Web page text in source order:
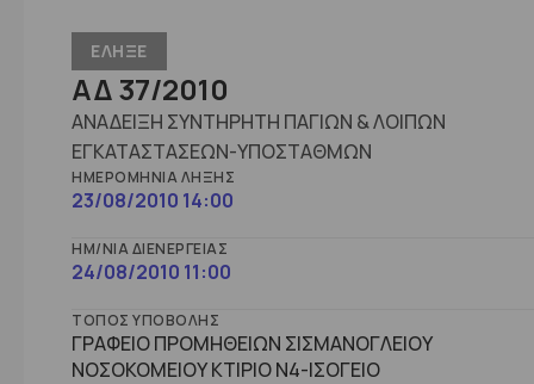
ΕΛΗΞΕ
ΑΔ 37/2010
ΑΝΑΔΕΙΞΗ ΣΥΝΤΗΡΗΤΗ ΠΑΓΙΩΝ & ΛΟΙΠΩΝ
ΕΓΚΑΤΑΣΤΑΣΕΩΝ-ΥΠΟΣΤΑΘΜΩΝ
ΗΜΕΡΟΜΗΝΊΑ ΛΉΞΗΣ
23/08/2010 14:00
ΗΜ/ΝΊΑ ΔΙΕΝΈΡΓΕΙΑΣ
24/08/2010 11:00
ΤΌΠΟΣ ΥΠΟΒΟΛΉΣ
ΓΡΑΦΕΙΟ ΠΡΟΜΗΘΕΙΩΝ ΣΙΣΜΑΝΟΓΛΕΙΟΥ
ΝΟΣΟΚΟΜΕΙΟΥ ΚΤΙΡΙΟ Ν4-ΙΣΟΓΕΙΟ